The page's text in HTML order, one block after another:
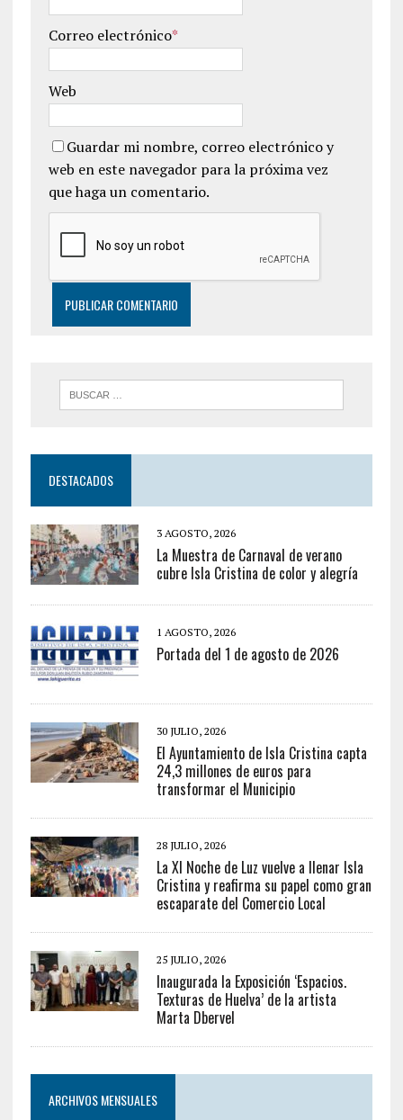
Correo electrónico*
Web
Guardar mi nombre, correo electrónico y
web en este navegador para la próxima vez
que haga un comentario.
DESTACADOS
3 AGOSTO, 2026
La Muestra de Carnaval de verano
cubre Isla Cristina de color y alegría
1 AGOSTO, 2026
Portada del 1 de agosto de 2026
30 JULIO, 2026
El Ayuntamiento de Isla Cristina capta
24,3 millones de euros para
transformar el Municipio
28 JULIO, 2026
La XI Noche de Luz vuelve a llenar Isla
Cristina y reafirma su papel como gran
escaparate del Comercio Local
25 JULIO, 2026
Inaugurada la Exposición ‘Espacios.
Texturas de Huelva’ de la artista
Marta Dbervel
ARCHIVOS MENSUALES